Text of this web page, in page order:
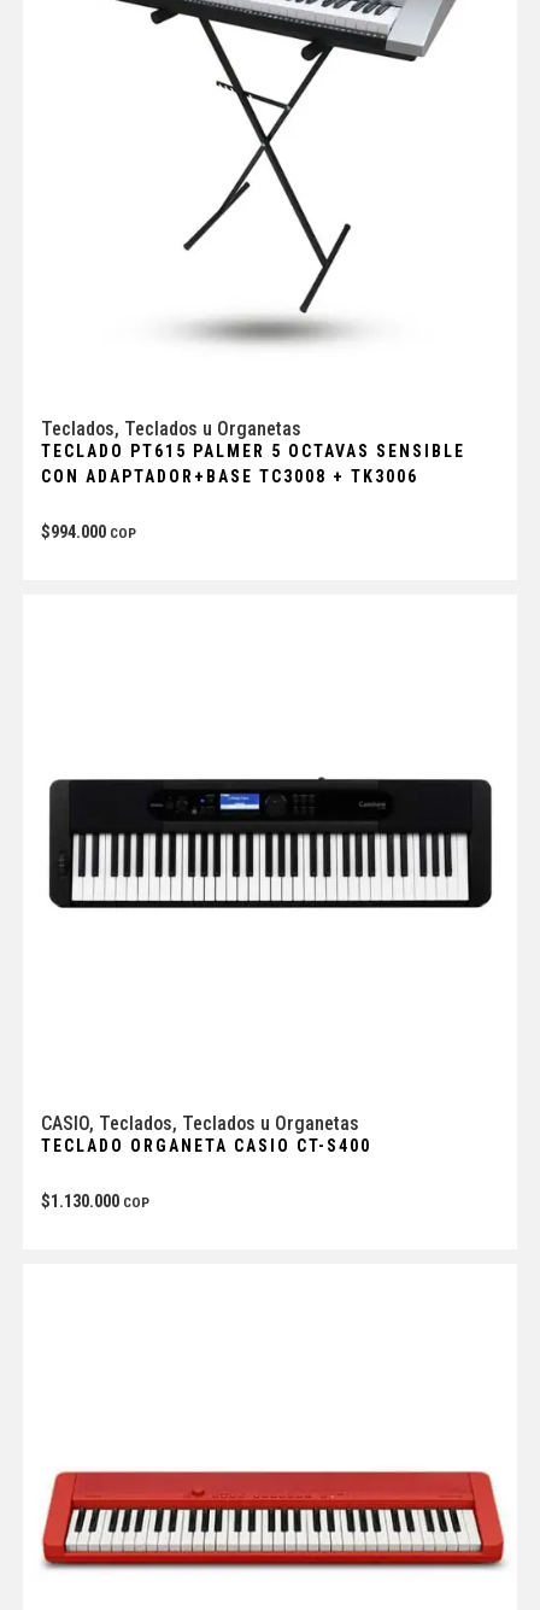
Teclados, Teclados u Organetas
TECLADO PT615 PALMER 5 OCTAVAS SENSIBLE
CON ADAPTADOR+BASE TC3008 + TK3006
$994.000 COP
CASIO, Teclados, Teclados u Organetas
TECLADO ORGANETA CASIO CT-S400
$1.130.000 COP